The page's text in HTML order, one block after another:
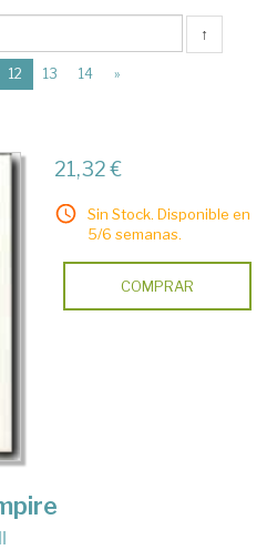
↑
12 (current)
13 14 »
21,32 €
Sin Stock. Disponible en
5/6 semanas.
COMPRAR